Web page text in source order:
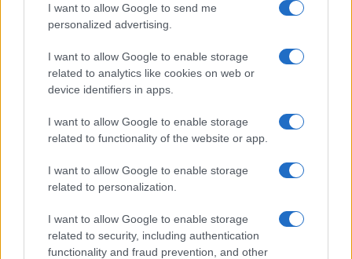
I want to allow Google to send me
personalized advertising.
I want to allow Google to enable storage
related to analytics like cookies on web or
device identifiers in apps.
I want to allow Google to enable storage
related to functionality of the website or app.
I want to allow Google to enable storage
related to personalization.
I want to allow Google to enable storage
related to security, including authentication
functionality and fraud prevention, and other
FIFA anuncia que las futbolistas recibirán
baja de maternidad
La FIFA anunció que las futbolistas profesionales recibirán…
DEPORTES